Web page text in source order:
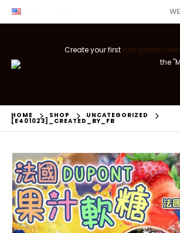
Create your first navigation
the
HOME SHOP UNCATEGORIZED
[E401023]_CREATED_BY_FB